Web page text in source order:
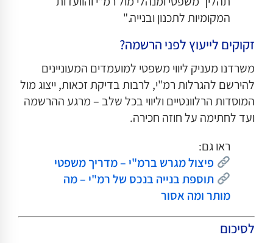
המקומיות לתכנון ובנייה."
זקוקים לייעוץ לפני הרשמה?
משרדנו מעניק ליווי משפטי למועמדים המעוניינים
להירשם להגרלות רמ"י, לרבות בדיקת זכאות, ייצוג מול
המוסדות הרלוונטיים וליווי בכל שלב – מרגע ההרשמה
ועד לחתימה על חוזה חכירה.
ראו גם:
פיצול מגרש ברמ"י – מדריך משפטי
תוספת בנייה בנכס של רמ"י – מה
מותר ומה אסור
לסיכום